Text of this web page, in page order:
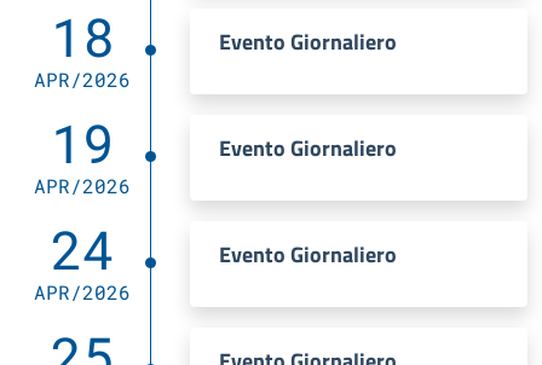
18
APR/2026
Evento Giornaliero
19
APR/2026
Evento Giornaliero
24
APR/2026
Evento Giornaliero